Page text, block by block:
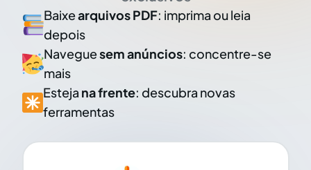
Baixearquivos PDF: imprima ou leia
depois
Naveguesem anúncios: concentre-se
mais
Esteja na frente: descubra novas
ferramentas